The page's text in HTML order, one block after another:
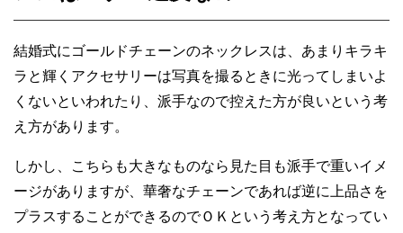
結婚式にゴールドチェーンのネックレスは、あまりキラキ
ラと輝くアクセサリーは写真を撮るときに光ってしまいよ
くないといわれたり、派手なので控えた方が良いという考
え方があります。
しかし、こちらも大きなものなら見た目も派手で重いイメ
ージがありますが、華奢なチェーンであれば逆に上品さを
プラスすることができるのでＯＫという考え方となってい